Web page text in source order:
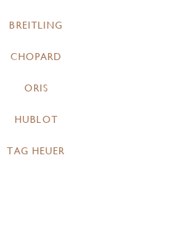
BREITLING
CHOPARD
ORIS
HUBLOT
TAG HEUER